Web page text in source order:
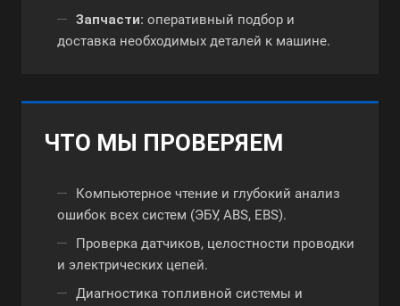
Запчасти: оперативный подбор и
доставка необходимых деталей к машине.
ЧТО МЫ ПРОВЕРЯЕМ
Компьютерное чтение и глубокий анализ
ошибок всех систем (ЭБУ, ABS, EBS).
Проверка датчиков, целостности проводки
и электрических цепей.
Диагностика топливной системы и